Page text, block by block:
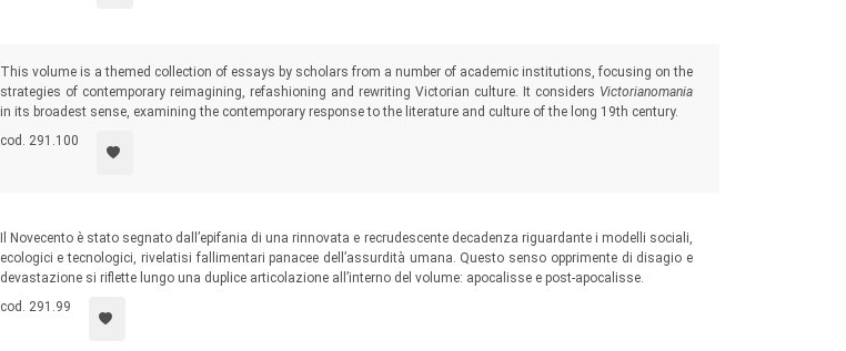
This volume is a themed collection of essays by scholars from a number of academic institutions, focusing on the
strategies of contemporary reimagining, refashioning and rewriting Victorian culture. It considers Victorianomania
in its broadest sense, examining the contemporary response to the literature and culture of the long 19th century.
cod. 291.100
Il Novecento è stato segnato dall’epifania di una rinnovata e recrudescente decadenza riguardante i modelli sociali,
ecologici e tecnologici, rivelatisi fallimentari panacee dell’assurdità umana. Questo senso opprimente di disagio e
devastazione si riflette lungo una duplice articolazione all’interno del volume: apocalisse e post-apocalisse.
cod. 291.99